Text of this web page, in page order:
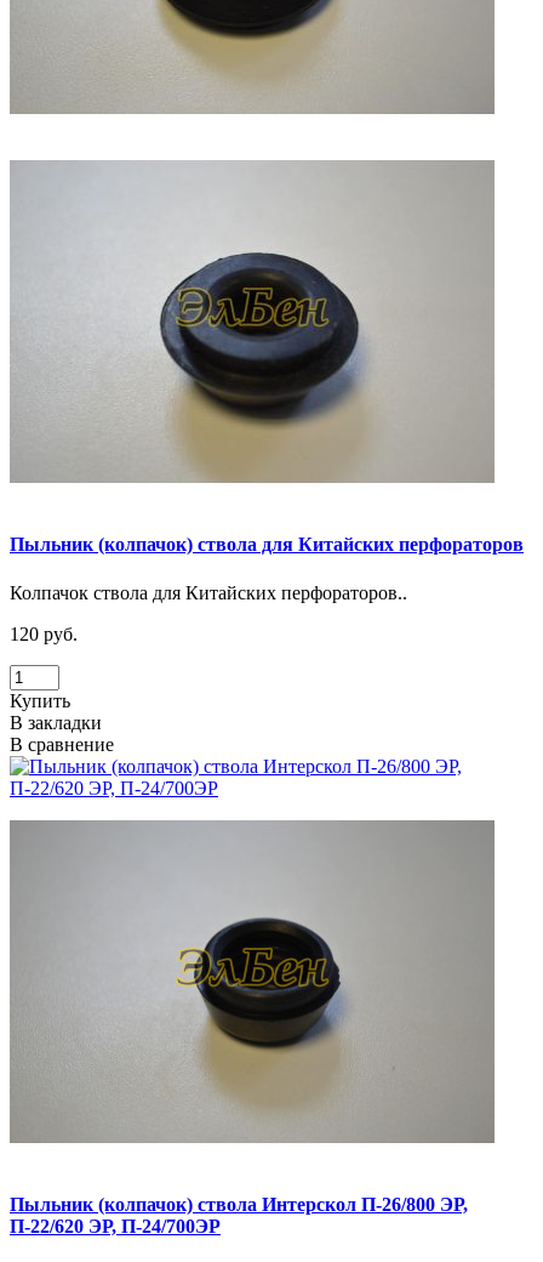
Пыльник (колпачок) ствола для Китайских перфораторов
Колпачок ствола для Китайских перфораторов..
120 руб.
Купить
В закладки
В сравнение
Пыльник (колпачок) ствола Интерскол П-26/800 ЭР,
П-22/620 ЭР, П-24/700ЭР